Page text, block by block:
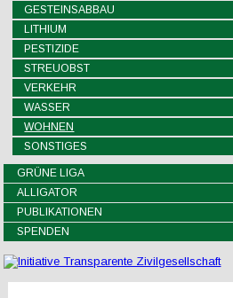
GESTEINSABBAU
LITHIUM
PESTIZIDE
STREUOBST
VERKEHR
WASSER
WOHNEN
SONSTIGES
GRÜNE LIGA
ALLIGATOR
PUBLIKATIONEN
SPENDEN